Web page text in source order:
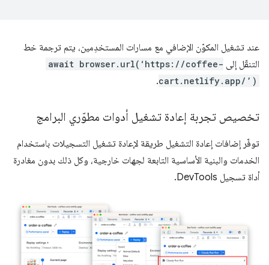
عند تشغيل المكوّن الإضافي مع مسارات المستخدِمين، يتم ترجمة خط
التنقّل إلى await browser.url(‘https://coffee-
cart.netlify.app/’)
.
تخصيص تجربة إعادة تشغيل أدوات مطوّري البرامج
توفّر إضافات إعادة التشغيل طريقة لإعادة تشغيل التسجيلات باستخدام
الخدمات والبنية الأساسية التابعة لجهات خارجية، وكل ذلك بدون مغادرة
أداة تسجيل DevTools.